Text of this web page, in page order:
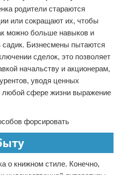
родители стараются
или сокращают их, чтобы
можно больше навыков и
садик. Бизнесмены пытаются
сделок, это позволяет
начальству и акционерам,
уводя ценных
любой сфере жизни выражение
о книжном стиле. Конечно,